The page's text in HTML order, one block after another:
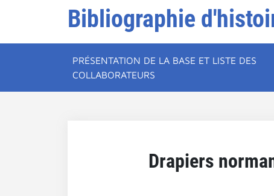
Bibliographie
PRÉSENTATION DE LA BASE ET LISTE DES
COLLABORATEURS
Drapiers